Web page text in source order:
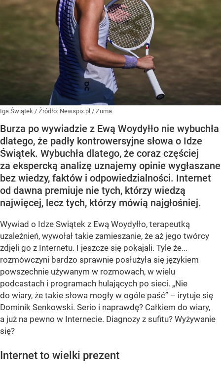
Iga Świątek / Źródło: Newspix.pl / Zuma
Burza po wywiadzie z Ewą Woydyłło nie wybuchła
dlatego, że padły kontrowersyjne słowa o Idze
Świątek. Wybuchła dlatego, że coraz częściej
za ekspercką analizę uznajemy opinie wygłaszane
bez wiedzy, faktów i odpowiedzialności. Internet
od dawna premiuje nie tych, którzy wiedzą
najwięcej, lecz tych, którzy mówią najgłośniej.
Wywiad o Idze Swiątek z Ewą Woydyłło, terapeutką
uzależnień, wywołał takie zamieszanie, że aż jego twórcy
zdjęli go z Internetu. I jeszcze się pokajali. Tyle że...
rozmówczyni bardzo sprawnie posłużyła się językiem
powszechnie używanym w rozmowach, w wielu
podcastach i programach hulających po sieci. „Nie
do wiary, że takie słowa mogły w ogóle paść” – irytuje się
Dominik Senkowski. Serio i naprawdę? Całkiem do wiary,
a już na pewno w Internecie. Diagnozy z sufitu? Wyżywanie
się?
Internet to wielki prezent